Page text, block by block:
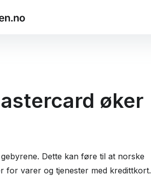
øker
Dette kan føre til at norske
for varer og tjenester med kredittkort.